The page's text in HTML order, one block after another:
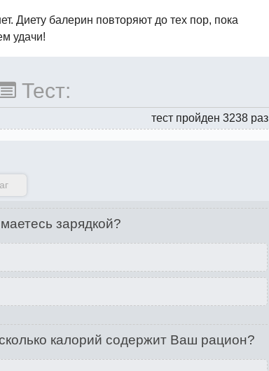
Диету балерин повторяют до тех пор, пока
удачи!
Тест:
тест пройден 3238 раз
зарядкой?
калорий содержит Ваш рацион?